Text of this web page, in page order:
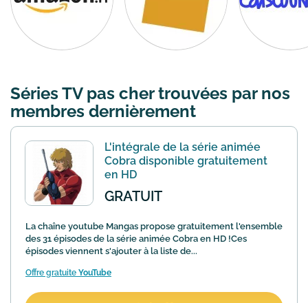
Vous pouvez enfin voir et revoir chaque épisode de
vos séries cultes au meilleur prix
Séries TV pas cher trouvées par nos
membres dernièrement
L'intégrale de la série animée
Cobra disponible gratuitement
en HD
GRATUIT
La chaîne youtube Mangas propose gratuitement l'ensemble
des 31 épisodes de la série animée Cobra en HD !Ces
épisodes viennent s'ajouter à la liste de...
Offre gratuite YouTube